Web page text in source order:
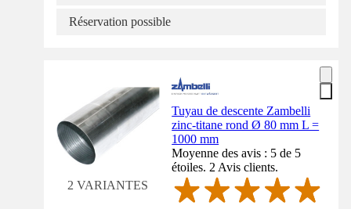
Réservation possible
2 VARIANTES
Tuyau de descente Zambelli
zinc-titane rond Ø 80 mm L =
1000 mm
Moyenne des avis : 5 de 5
étoiles. 2 Avis clients.